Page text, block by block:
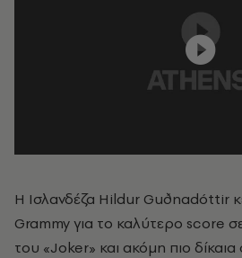
Η Ισλανδέζα Hildur Guðnadóttir
Grammy για το καλύτερο score
του «Joker» και ακόμη πιο